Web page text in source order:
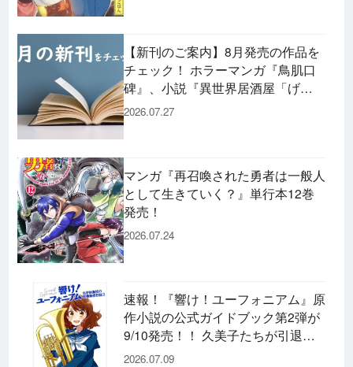
【新刊のご案内】8月発売の作品を
チェック！ ホラーマンガ『鳥肌口
碑』、小説『異世界居酒屋「げ
ん」』、文庫『カエル男 完結編』
などずらり！
2026.07.27
マンガ『再召喚された勇者は一般人
として生きていく？』単行本12巻
発売！
2026.07.24
速報！『響け！ユーフォニアム』原
作小説の公式ガイドブック第2弾が
9/10発売！！ 久美子たちが引退し
た後の書き下ろし小説など充実の内
2026.07.09